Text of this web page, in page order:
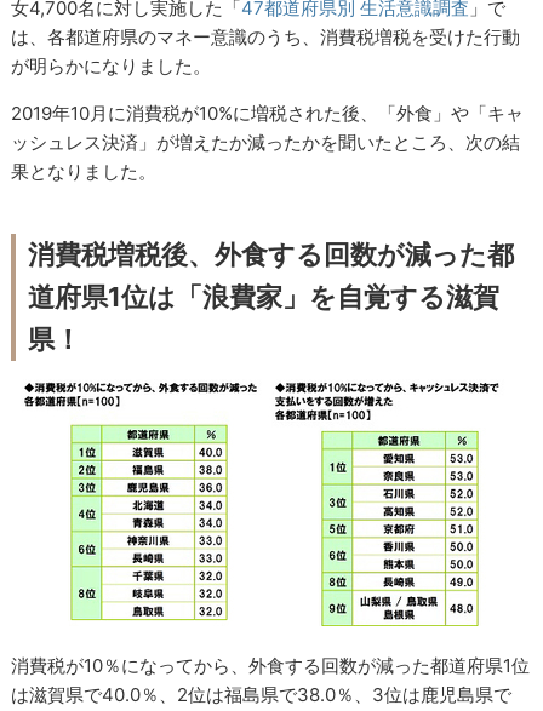
女4,700名に対し実施した「47都道府県別 生活意識調査 」で
は、各都道府県のマネー意識のうち、消費税増税を受けた行動
が明らかになりました。
2019年10月に消費税が10%に増税された後、「外食」や「キャ
ッシュレス決済」が増えたか減ったかを聞いたところ、次の結
果となりました。
消費税増税後、外食する回数が減った都
道府県1位は「浪費家」を自覚する滋賀
県！
消費税が10％になってから、外食する回数が減った都道府県1位
は滋賀県で40.0％、2位は福島県で38.0％、3位は鹿児島県で